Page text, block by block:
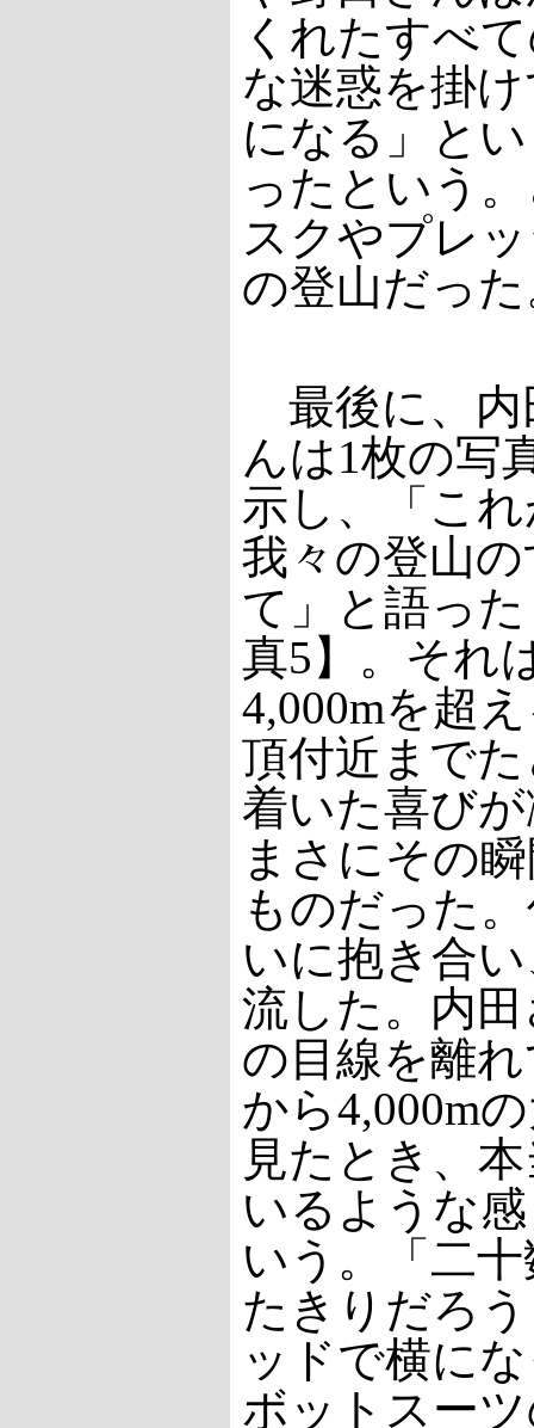
くれたすべ
な迷惑を掛
になる」と
ったという
スクやプレ
の登山だっ
最後に、内
んは1枚の写
示し、「こ
我々の登山
て」と語っ
真5】。それ
4,000mを超
頂付近まで
着いた喜び
まさにその
ものだった
いに抱き合
流した。内
の目線を離
から4,000m
見たとき、
いるような
いう。「二
たきりだろ
ッドで横に
ボットスー